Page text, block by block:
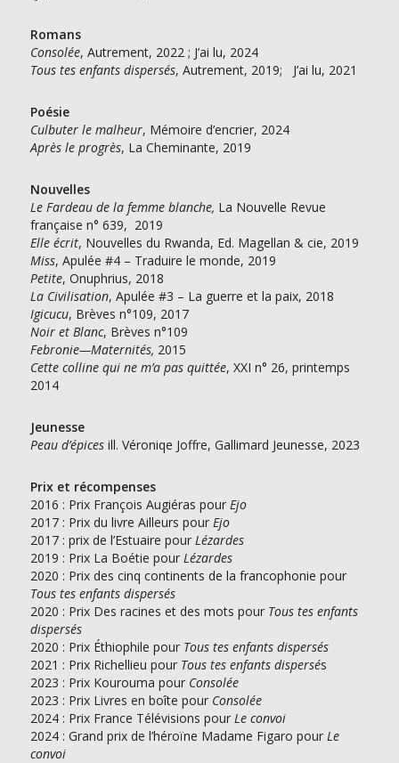
Romans
Consolée, Autrement, 2022 ; J’ai lu, 2024
Tous tes enfants dispersés, Autrement, 2019; J’ai lu, 2021
Poésie
Culbuter le malheur, Mémoire d’encrier, 2024
Après le progrès, La Cheminante, 2019
Nouvelles
Le Fardeau de la femme blanche, La Nouvelle Revue
française n° 639, 2019
Elle écrit, Nouvelles du Rwanda, Ed. Magellan & cie, 2019
Miss, Apulée #4 – Traduire le monde, 2019
Petite, Onuphrius, 2018
La Civilisation, Apulée #3 – La guerre et la paix, 2018
Igicucu, Brèves n°109, 2017
Noir et Blanc, Brèves n°109
Febronie—Maternités, 2015
Cette colline qui ne m’a pas quittée, XXI n° 26, printemps
2014
Jeunesse
Peau d’épices ill. Véroniqe Joffre, Gallimard Jeunesse, 2023
Prix et récompenses
2016 : Prix François Augiéras pour Ejo
2017 : Prix du livre Ailleurs pour Ejo
2017 : prix de l’Estuaire pour Lézardes
2019 : Prix La Boétie pour Lézardes
2020 : Prix des cinq continents de la francophonie pour
Tous tes enfants dispersés
2020 : Prix Des racines et des mots pour Tous tes enfants
dispersés
2020 : Prix Éthiophile pour Tous tes enfants dispersés
2021 : Prix Richellieu pour Tous tes enfants dispersés
2023 : Prix Kourouma pour Consolée
2023 : Prix Livres en boîte pour Consolée
2024 : Prix France Télévisions pour Le convoi
2024 : Grand prix de l’héroïne Madame Figaro pour Le
convoi